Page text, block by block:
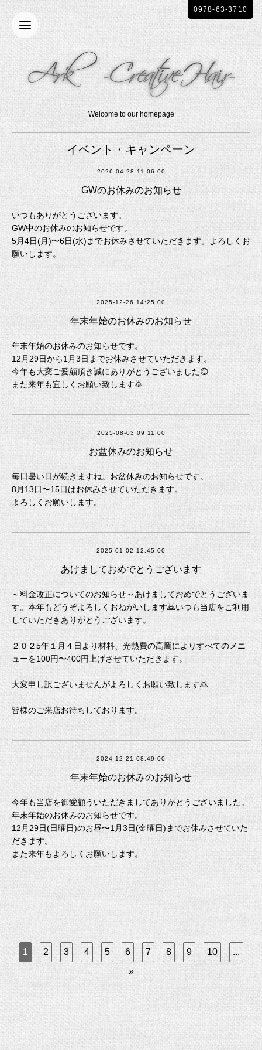
Welcome to our homepage
0978-63-3710
イベント・キャンペーン
2026-04-28 11:06:00
GWのお休みのお知らせ
いつもありがとうございます。
GW中のお休みのお知らせです。
5月4日(月)〜6日(水)までお休みさせていただきます。よろしくお
願いします。
2025-12-26 14:25:00
年末年始のお休みのお知らせ
年末年始のお休みのお知らせです。
12月29日から1月3日までお休みさせていただきます。
今年も大変ご愛顧頂き誠にありがとうございました😊
また来年も宜しくお願い致します🙇
2025-08-03 09:11:00
お盆休みのお知らせ
毎日暑い日が続きますね。お盆休みのお知らせです。
8月13日〜15日はお休みさせていただきます。
よろしくお願いします。
2025-01-02 12:45:00
あけましておめでとうございます
～料金改正についてのお知らせ～あけましておめでとうございま
す。本年もどうぞよろしくおねがいします🙇いつも当店をご利用
していただきありがとうございます。
２０２5年１月４日より材料、光熱費の高騰によりすべてのメニ
ューを100円〜400円上げさせていただきます。
大変申し訳ございませんがよろしくお願い致します🙇
皆様のご来店お待ちしております。
2024-12-21 08:49:00
年末年始のお休みのお知らせ
今年も当店を御愛顧ういただきましてありがとうございました。
年末年始のお休みのお知らせです。
12月29日(日曜日)のお昼〜1月3日(金曜日)までお休みさせていた
だきます。
また来年もよろしくお願いします。
1 2 3 4 5 6 7 8 9 10
...
»